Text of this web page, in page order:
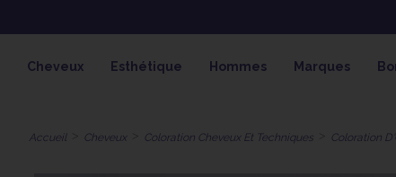
OFFRE SPÉCIALE SOLAIRE
Cheveux Esthétique Hommes Marques
Accueil Cheveux Coloration Cheveux Et Techniques Coloration